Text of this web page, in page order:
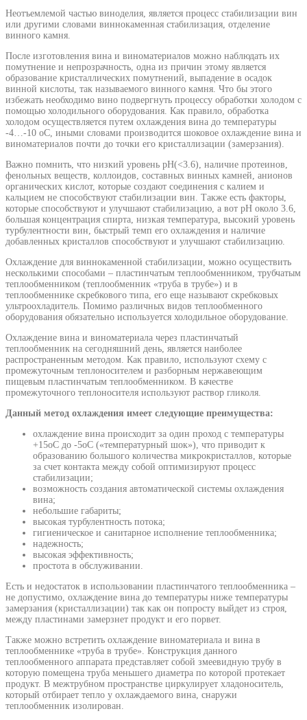
Неотъемлемой частью виноделия, является процесс стабилизации вин
или другими словами виннокаменная стабилизация, отделение
винного камня.
После изготовления вина и виноматериалов можно наблюдать их
помутнение и непрозрачность, одна из причин этому является
образование кристаллических помутнений, выпадение в осадок
винной кислоты, так называемого винного камня. Что бы этого
избежать необходимо вино подвергнуть процессу обработки холодом с
помощью холодильного оборудования. Как правило, обработка
холодом осуществляется путем охлаждения вина до температуры
-4…-10 оС, иными словами производится шоковое охлаждение вина и
виноматериалов почти до точки его кристаллизации (замерзания).
Важно помнить, что низкий уровень pH(<3.6), наличие протеинов,
фенольных веществ, коллоидов, составных винных камней, анионов
органических кислот, которые создают соединения с калием и
кальцием не способствуют стабилизации вин. Также есть факторы,
которые способствуют и улучшают стабилизацию, а вот pH около 3.6,
большая концентрация спирта, низкая температура, высокий уровень
турбулентности вин, быстрый темп его охлаждения и наличие
добавленных кристаллов способствуют и улучшают стабилизацию.
Охлаждение для виннокаменной стабилизации, можно осуществить
несколькими способами – пластинчатым теплообменником, трубчатым
теплообменником (теплообменник «труба в трубе») и в
теплообменнике скребкового типа, его еще называют скребковых
ультроохладитель. Помимо различных видов теплообменного
оборудования обязательно используется холодильное оборудование.
Охлаждение вина и виноматериала через пластинчатый
теплообменник на сегодняшний день, является наиболее
распространенным методом. Как правило, используют схему с
промежуточным теплоносителем и разборным нержавеющим
пищевым пластинчатым теплообменником. В качестве
промежуточного теплоносителя используют раствор гликоля.
Данный метод охлаждения имеет следующие преимущества:
охлаждение вина происходит за один проход с температуры
+15оС до -5оС («температурный шок»), что приводит к
образованию большого количества микрокристаллов, которые
за счет контакта между собой оптимизируют процесс
стабилизации;
возможность создания автоматической системы охлаждения
вина;
небольшие габариты;
высокая турбулентность потока;
гигиеническое и санитарное исполнение теплообменника;
надежность;
высокая эффективность;
простота в обслуживании.
Есть и недостаток в использовании пластинчатого теплообменника –
не допустимо, охлаждение вина до температуры ниже температуры
замерзания (кристаллизации) так как он попросту выйдет из строя,
между пластинами замерзнет продукт и его порвет.
Также можно встретить охлаждение виноматериала и вина в
теплообменнике «труба в трубе». Конструкция данного
теплообменного аппарата представляет собой змеевидную трубу в
которую помещена труба меньшего диаметра по которой протекает
продукт. В межтрубном пространстве циркулирует хладоноситель,
который отбирает тепло у охлаждаемого вина, снаружи
теплообменник изолирован.